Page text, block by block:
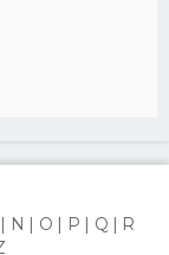
N O P Q
R